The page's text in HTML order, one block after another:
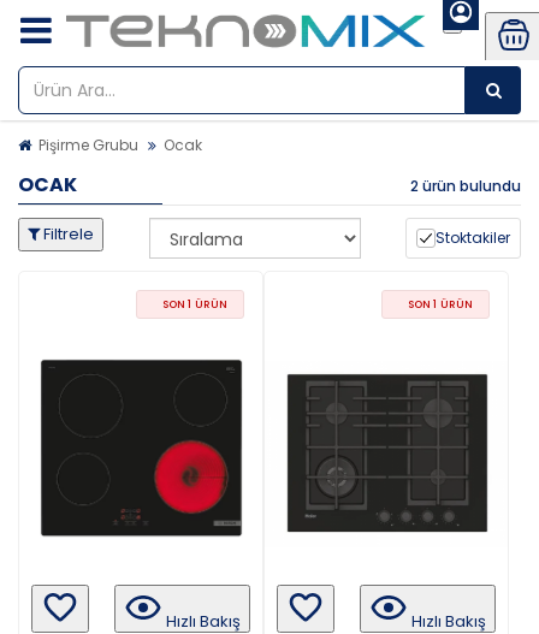
Pişirme Grubu Ocak
OCAK 2 ürün bulundu
Filtrele Stoktakiler
SON 1 ÜRÜN
Hızlı Bakış
SON 1 ÜRÜN
Hızlı Bakış